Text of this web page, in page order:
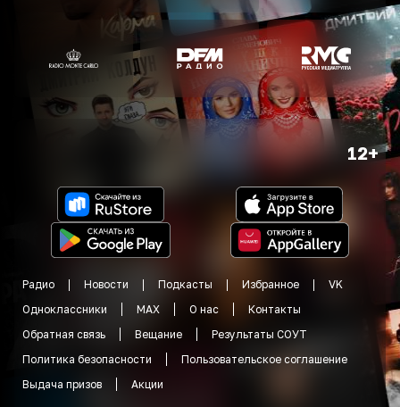
12+
Радио Новости Подкасты Избранное
VK
Одноклассники
MAX О нас
Контакты
Обратная связь
Вещание
Результаты СОУТ
Политика безопасности
Пользовательское соглашение
Выдача призов
Акции